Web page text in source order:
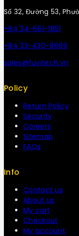
Số 32, Đường 53,
+84 34-661-1851
+84 33-430-8669
sales@fuvitech.vn
Policy
Return Policy
Security
Careers
Sitemap
FAQs
Info
Contact us
About us
My cart
Checkout
My account